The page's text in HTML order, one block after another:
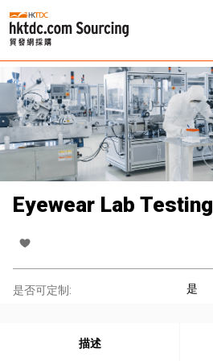
Eyewear Lab Testing
是否可定制: 是
描述